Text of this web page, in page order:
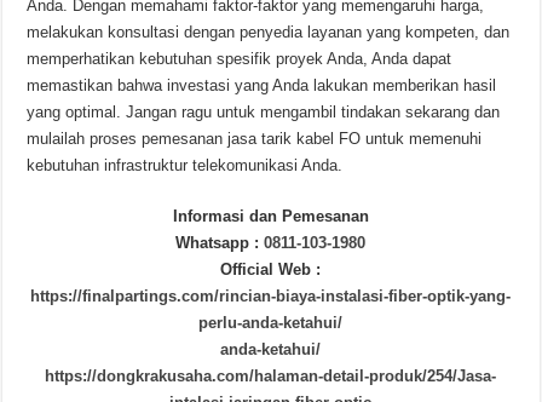
Anda. Dengan memahami faktor-faktor yang memengaruhi harga,
melakukan konsultasi dengan penyedia layanan yang kompeten, dan
memperhatikan kebutuhan spesifik proyek Anda, Anda dapat
memastikan bahwa investasi yang Anda lakukan memberikan hasil
yang optimal. Jangan ragu untuk mengambil tindakan sekarang dan
mulailah proses pemesanan jasa tarik kabel FO untuk memenuhi
kebutuhan infrastruktur telekomunikasi Anda.
Informasi dan Pemesanan
Whatsapp :0811-103-1980
Official Web :
https://finalpartings.com/rincian-biaya-instalasi-fiber-optik-yang-
perlu-anda-ketahui/
anda-ketahui/
https://dongkrakusaha.com/halaman-detail-produk/254/Jasa-